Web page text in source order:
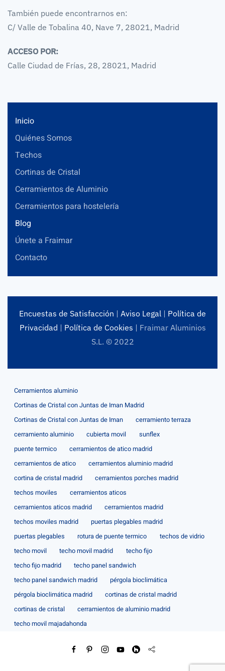
También puede encontrarnos en:
C/ Valle de Tobalina 40, Nave 7, 28021, Madrid
ACCESO POR:
Calle Ciudad de Frías, 28, 28021, Madrid
Inicio
Quiénes Somos
Techos
Cortinas de Cristal
Cerramientos de Aluminio
Cerramientos para hostelería
Blog
Únete a Fraimar
Contacto
Encuestas de Satisfacción | Aviso Legal | Política de
Privacidad | Política de Cookies | Fraimar Aluminios
S.L. © 2022
Cerramientos aluminio
Cortinas de Cristal con Juntas de Iman Madrid
Cortinas de Cristal con Juntas de Iman
cerramiento terraza
cerramiento aluminio
cubierta movil
sunflex
puente termico
cerramientos de atico madrid
cerramientos de atico
cerramientos aluminio madrid
cortina de cristal madrid
cerramientos porches madrid
techos moviles
cerramientos aticos
cerramientos aticos madrid
cerramientos madrid
techos moviles madrid
puertas plegables madrid
puertas plegables
rotura de puente termico
techos de vidrio
techo movil
techo movil madrid
techo fijo
techo fijo madrid
techo panel sandwich
techo panel sandwich madrid
pérgola bioclimática
pérgola bioclimática madrid
cortinas de cristal madrid
cortinas de cristal
cerramientos de aluminio madrid
techo movil majadahonda